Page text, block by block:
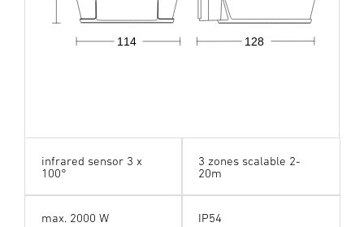
128
114
infrared sensor 3 x
100°
3 zones scalable 2-
20m
max. 2000 W IP54